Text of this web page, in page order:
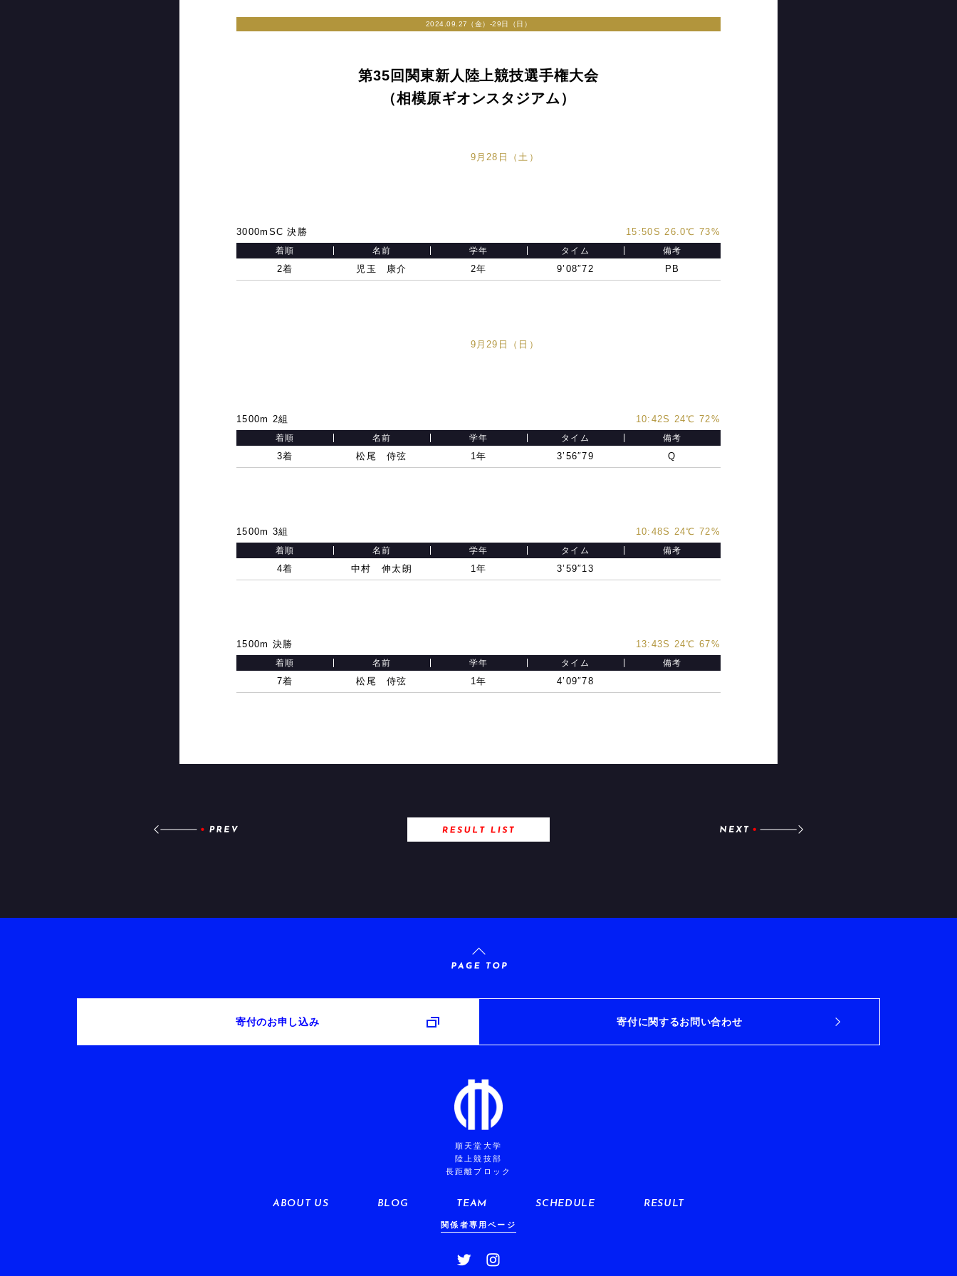
2024.09.27（金）-29日（日）
第35回関東新人陸上競技選手権大会
（相模原ギオンスタジアム）
9月28日（土）
3000mSC 決勝 15:50S 26.0℃ 73%
着順 名前 学年 タイム 備考
2着 児玉 康介 2年 9’08″72 PB
9月29日（日）
1500m 2組 10:42S 24℃ 72%
着順 名前 学年 タイム 備考
3着 松尾 侍弦 1年 3’56″79 Q
1500m 3組 10:48S 24℃ 72%
着順 名前 学年 タイム 備考
4着 中村 伸太朗 1年 3’59″13
1500m 決勝 13:43S 24℃ 67%
着順 名前 学年 タイム 備考
7着 松尾 侍弦 1年 4’09″78
寄付のお申し込み 寄付に関するお問い合わせ
順天堂大学
陸上競技部
長距離ブロック
ABOUT US BLOG TEAM SCHEDULE RESULT
関係者専用ページ